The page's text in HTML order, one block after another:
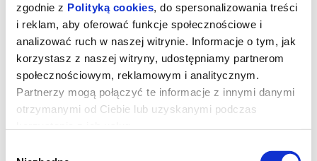
zgodnie z Polityką cookies, do spersonalizowania treści
i reklam, aby oferować funkcje społecznościowe i
analizować ruch w naszej witrynie. Informacje o tym, jak
korzystasz z naszej witryny, udostępniamy partnerom
społecznościowym, reklamowym i analitycznym.
Partnerzy mogą połączyć te informacje z innymi danymi
otrzymanymi od Ciebie lub uzyskanymi podczas